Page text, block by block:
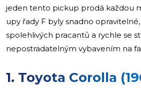
jeden tento pickup prodá každou
upy řady F byly snadno
spolehlivých pracantů a rychle se
nepostradatelným vybavením na
1. Toyota Corolla